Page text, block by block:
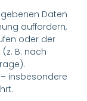
Daten
auffordern,
oder der
B. nach
insbesondere